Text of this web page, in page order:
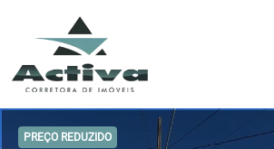
PREÇO REDUZIDO